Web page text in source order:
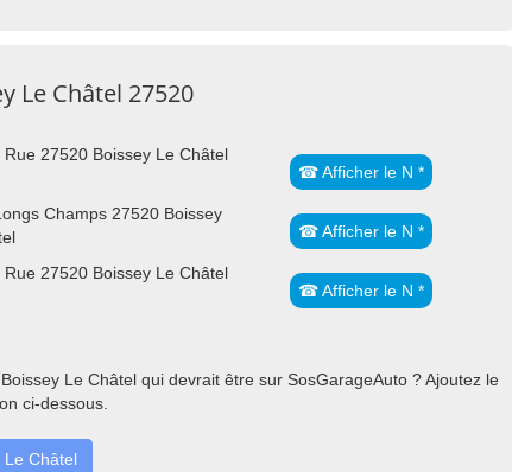
Le Châtel 27520
27520 Boissey Le Châtel
☎ Afficher le N *
Champs 27520 Boissey
☎ Afficher le N *
27520 Boissey Le Châtel
☎ Afficher le N *
Le Châtel qui devrait être sur SosGarageAuto ? Ajoutez le
ci-dessous.
Le Châtel